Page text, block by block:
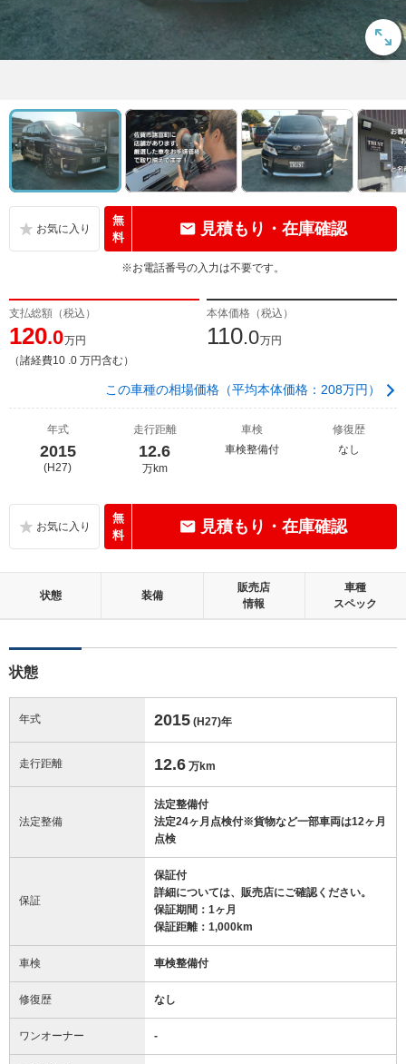
無
料
見積もり・在庫確認
※お電話番号の入力は不要です。
支払総額（税込）
120.0万円
（諸経費10 .0 万円含む）
本体価格（税込）
110.0万円
この車種の相場価格（平均本体価格：208万円）
年式
2015
(H27)
走行距離
12.6
万km
車検
車検整備付
修復歴
なし
無
料
見積もり・在庫確認
状態 装備
販売店
情報
車種
スペック
状態
年式 2015 (H27)年
走行距離 12.6 万km
法定整備
法定整備付
法定24ヶ月点検付※貨物など一部車両は12ヶ月
点検
保証
保証付
詳細については、販売店にご確認ください。
保証期間：1ヶ月
保証距離：1,000km
車検 車検整備付
修復歴 なし
ワンオーナー -